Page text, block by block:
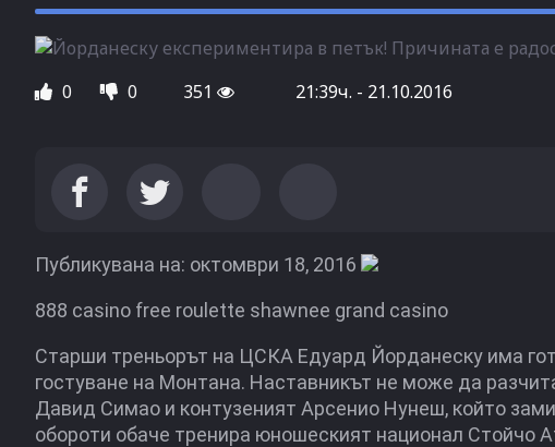
0 0 351 21:39ч. - 21.10.2016
Публикувана на: октомври 18, 2016
888 casino free roulette shawnee grand casino
Старши треньорът на ЦСКА Едуард Йорданеску има
гостуване на Монтана. Наставникът не може да
Давид Симао и контузеният Арсенио Нунеш, който
обороти обаче тренира юношеският национал Стойчо